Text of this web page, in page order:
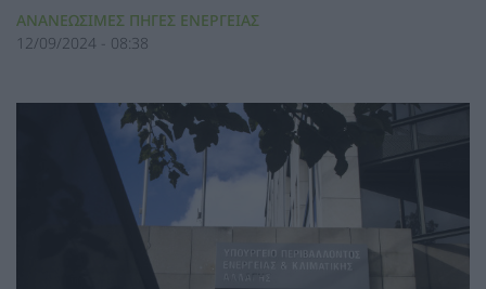
ΑΝΑΝΕΩΣΙΜΕΣ ΠΗΓΕΣ ΕΝΕΡΓΕΙΑΣ
12/09/2024 - 08:38